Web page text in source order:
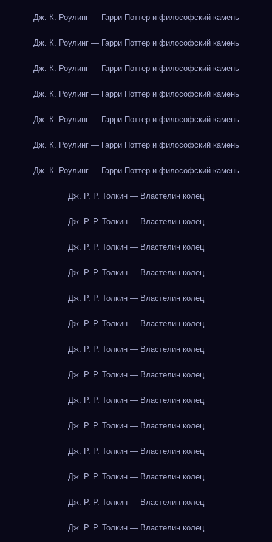
Дж. К. Роулинг — Гарри Поттер и философский камень
Дж. К. Роулинг — Гарри Поттер и философский камень
Дж. К. Роулинг — Гарри Поттер и философский камень
Дж. К. Роулинг — Гарри Поттер и философский камень
Дж. К. Роулинг — Гарри Поттер и философский камень
Дж. К. Роулинг — Гарри Поттер и философский камень
Дж. К. Роулинг — Гарри Поттер и философский камень
Дж. Р. Р. Толкин — Властелин колец
Дж. Р. Р. Толкин — Властелин колец
Дж. Р. Р. Толкин — Властелин колец
Дж. Р. Р. Толкин — Властелин колец
Дж. Р. Р. Толкин — Властелин колец
Дж. Р. Р. Толкин — Властелин колец
Дж. Р. Р. Толкин — Властелин колец
Дж. Р. Р. Толкин — Властелин колец
Дж. Р. Р. Толкин — Властелин колец
Дж. Р. Р. Толкин — Властелин колец
Дж. Р. Р. Толкин — Властелин колец
Дж. Р. Р. Толкин — Властелин колец
Дж. Р. Р. Толкин — Властелин колец
Дж. Р. Р. Толкин — Властелин колец